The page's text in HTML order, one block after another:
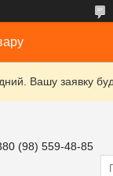
Вашу заявку
(98) 559-48-85